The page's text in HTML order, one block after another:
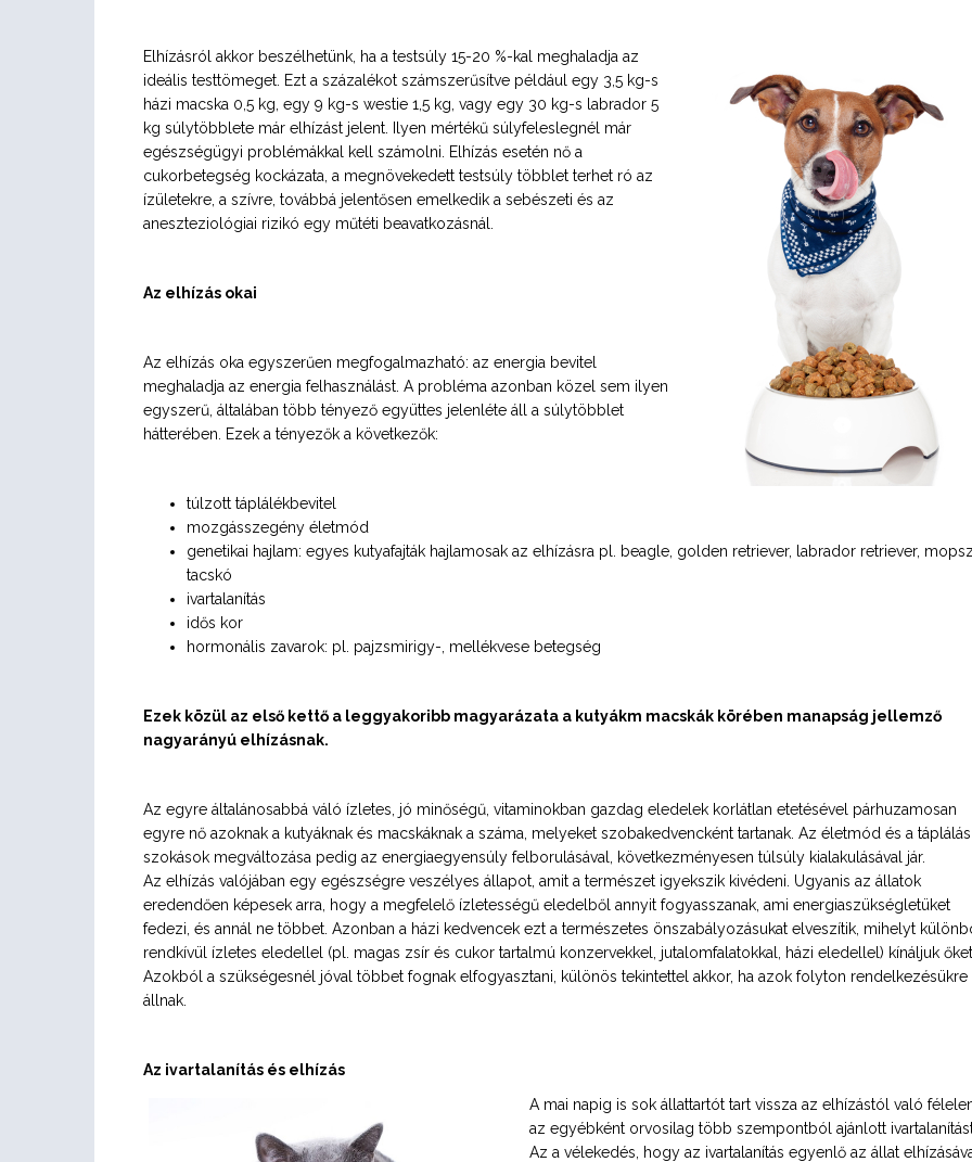
Elhízásról akkor beszélhetünk, ha a testsúly 15-20 %-kal meghaladja az
ideális testtömeget. Ezt a százalékot számszerűsítve például egy 3,5 kg-s
házi macska 0,5 kg, egy 9 kg-s westie 1,5 kg, vagy egy 30 kg-s labrador 5
kg súlytöbblete már elhízást jelent. Ilyen mértékű súlyfeleslegnél már
egészségügyi problémákkal kell számolni. Elhízás esetén nő a
cukorbetegség kockázata, a megnövekedett testsúly többlet terhet ró az
ízületekre, a szívre, továbbá jelentősen emelkedik a sebészeti és az
aneszteziológiai rizikó egy műtéti beavatkozásnál.
Az elhízás okai
Az elhízás oka egyszerűen megfogalmazható: az energia bevitel
meghaladja az energia felhasználást. A probléma azonban közel sem ilyen
egyszerű, általában több tényező együttes jelenléte áll a súlytöbblet
hátterében. Ezek a tényezők a következők:
túlzott táplálékbevitel
mozgásszegény életmód
genetikai hajlam: egyes kutyafajták hajlamosak az elhízásra pl. beagle, golden retriever, labrador retriever,
tacskó
ivartalanítás
idős kor
hormonális zavarok: pl. pajzsmirigy-, mellékvese betegség
Ezek közül az első kettő a leggyakoribb magyarázata a kutyákm macskák körében manapság jellemző
nagyarányú elhízásnak.
Az egyre általánosabbá váló ízletes, jó minőségű, vitaminokban gazdag eledelek korlátlan etetésével párhuzamosan
egyre nő azoknak a kutyáknak és macskáknak a száma, melyeket szobakedvencként tartanak. Az életmód és a
szokások megváltozása pedig az energiaegyensúly felborulásával, következményesen túlsúly kialakulásával jár.
Az elhízás valójában egy egészségre veszélyes állapot, amit a természet igyekszik kivédeni. Ugyanis az állatok
eredendően képesek arra, hogy a megfelelő ízletességű eledelből annyit fogyasszanak, ami energiaszükségletüket
fedezi, és annál ne többet. Azonban a házi kedvencek ezt a természetes önszabályozásukat elveszítik, mihelyt
rendkívül ízletes eledellel (pl. magas zsír és cukor tartalmú konzervekkel, jutalomfalatokkal, házi eledellel) kínáljuk
Azokból a szükségesnél jóval többet fognak elfogyasztani, különös tekintettel akkor, ha azok folyton rendelkezésükre
állnak.
Az ivartalanítás és elhízás
A mai napig is sok állattartót tart vissza az elhízástól való
az egyébként orvosilag több szempontból ajánlott
Az a vélekedés, hogy az ivartalanítás egyenlő az állat